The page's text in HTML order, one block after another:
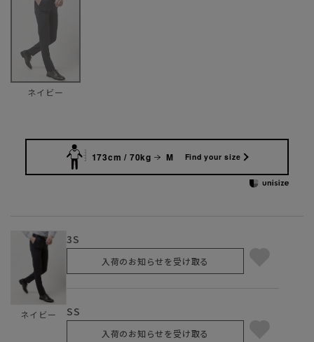
ネイビー
173cm / 70kg M Find your size
ネイビー
3S
入荷のお知らせを受け取る
SS
入荷のお知らせを受け取る